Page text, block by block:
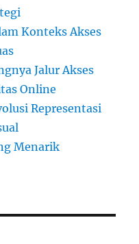
Konteks Akses
Jalur Akses
Online
Representasi
Menarik